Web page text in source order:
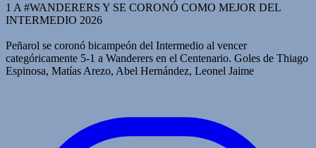
1 A #WANDERERS Y SE CORONÓ COMO MEJOR DEL
INTERMEDIO 2026
Peñarol se coronó bicampeón del Intermedio al vencer
categóricamente 5-1 a Wanderers en el Centenario. Goles de Thiago
Espinosa, Matías Arezo, Abel Hernández, Leonel Jaime